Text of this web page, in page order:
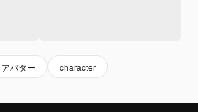
アバター character